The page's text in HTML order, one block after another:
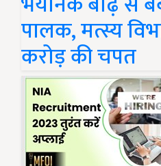
पालक, मत्स्य
करोड़ की चपत